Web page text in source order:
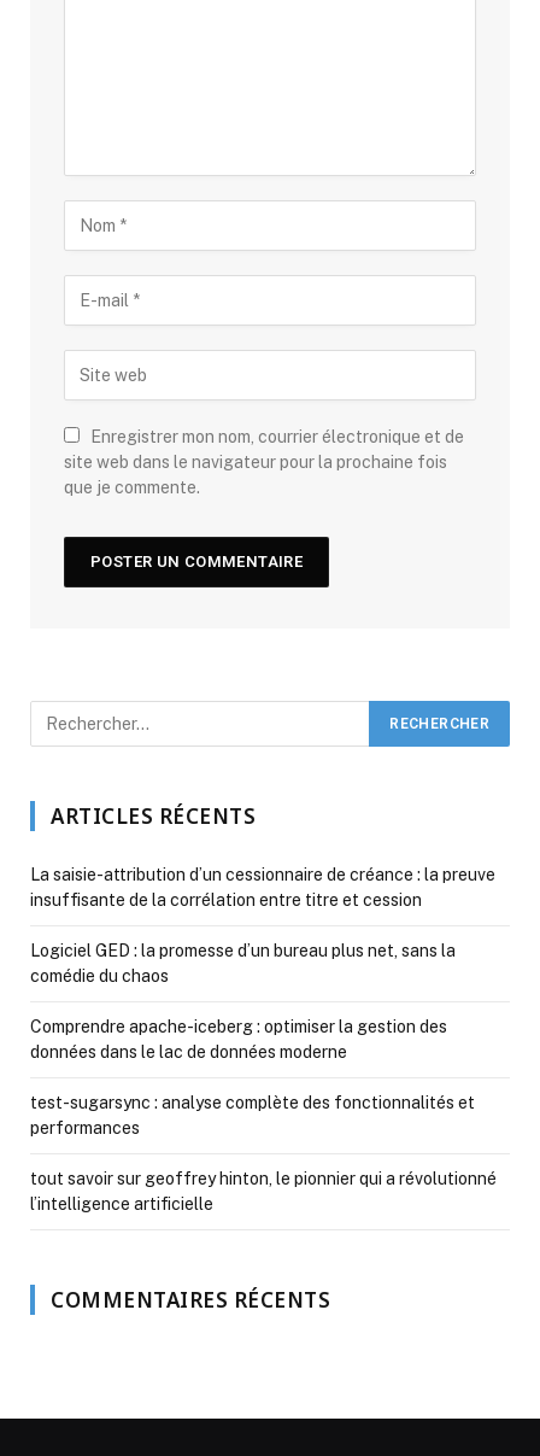
Enregistrer mon nom, courrier électronique et de
site web dans le navigateur pour la prochaine fois
que je commente.
ARTICLES RÉCENTS
La saisie-attribution d’un cessionnaire de créance : la preuve
insuffisante de la corrélation entre titre et cession
Logiciel GED : la promesse d’un bureau plus net, sans la
comédie du chaos
Comprendre apache-iceberg : optimiser la gestion des
données dans le lac de données moderne
test-sugarsync : analyse complète des fonctionnalités et
performances
tout savoir sur geoffrey hinton, le pionnier qui a révolutionné
l’intelligence artificielle
COMMENTAIRES RÉCENTS